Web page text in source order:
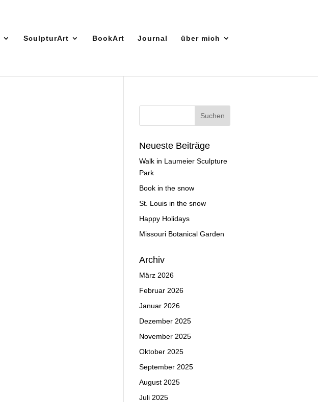
SculpturArt BookArt Journal über mich
Neueste Beiträge
Walk in Laumeier Sculpture
Park
Book in the snow
St. Louis in the snow
Happy Holidays
Missouri Botanical Garden
Archiv
März 2026
Februar 2026
Januar 2026
Dezember 2025
November 2025
Oktober 2025
September 2025
August 2025
Juli 2025